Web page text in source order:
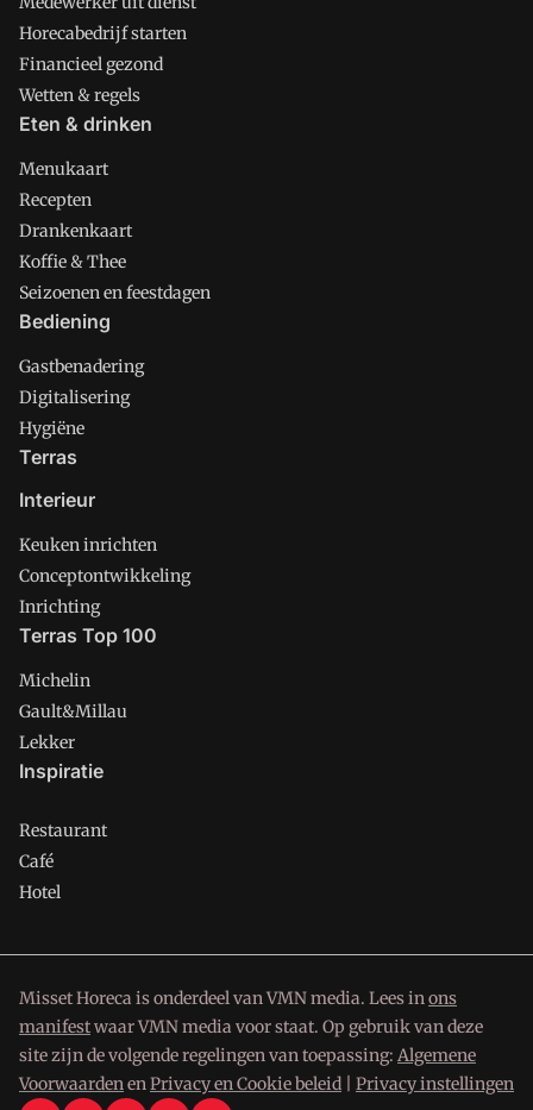
Horecabedrijf starten
Financieel gezond
Wetten & regels
Eten & drinken
Menukaart
Recepten
Drankenkaart
Koffie & Thee
Seizoenen en feestdagen
Bediening
Gastbenadering
Digitalisering
Hygiëne
Terras
Interieur
Keuken inrichten
Conceptontwikkeling
Inrichting
Terras Top 100
Michelin
Gault&Millau
Lekker
Inspiratie
Restaurant
Café
Hotel
Misset Horeca is onderdeel van VMN media. Lees inons
manifestwaar VMN media voor staat. Op gebruik van deze
site zijn de volgende regelingen van toepassing: Algemene
VoorwaardenenPrivacy en Cookie beleid Privacy instellingen